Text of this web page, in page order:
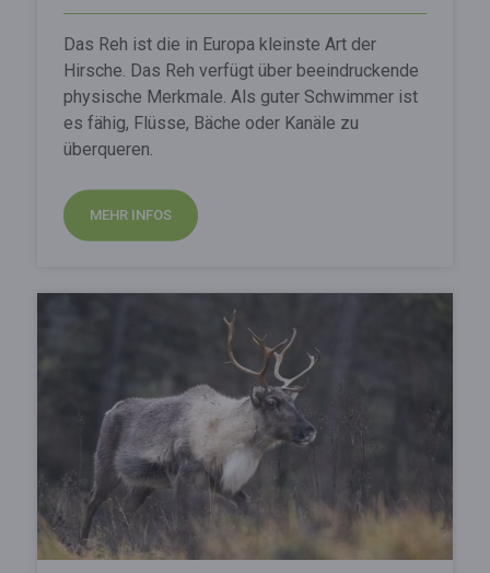
Das Reh ist die in Europa kleinste Art der
Hirsche. Das Reh verfügt über beeindruckende
physische Merkmale. Als guter Schwimmer ist
es fähig, Flüsse, Bäche oder Kanäle zu
überqueren.
MEHR INFOS